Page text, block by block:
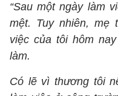
“Sau một ngày làm
mệt. Tuy nhiên, mẹ
việc của tôi hôm
làm.
Có lẽ vì thương tôi